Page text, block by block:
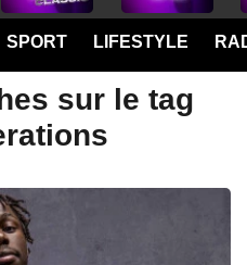
SPORT LIFESTYLE
sur le tag